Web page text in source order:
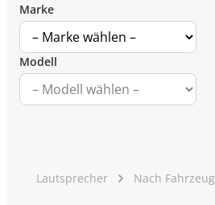
Marke
Modell
Lautsprecher Nach Fahrzeug